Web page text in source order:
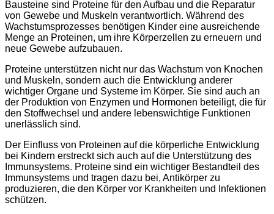
Bausteine sind Proteine für den Aufbau und die Reparatur
von Gewebe und Muskeln verantwortlich. Während des
Wachstumsprozesses benötigen Kinder eine ausreichende
Menge an Proteinen, um ihre Körperzellen zu erneuern und
neue Gewebe aufzubauen.
Proteine unterstützen nicht nur das Wachstum von Knochen
und Muskeln, sondern auch die Entwicklung anderer
wichtiger Organe und Systeme im Körper. Sie sind auch an
der Produktion von Enzymen und Hormonen beteiligt, die für
den Stoffwechsel und andere lebenswichtige Funktionen
unerlässlich sind.
Der Einfluss von Proteinen auf die körperliche Entwicklung
bei Kindern erstreckt sich auch auf die Unterstützung des
Immunsystems. Proteine sind ein wichtiger Bestandteil des
Immunsystems und tragen dazu bei, Antikörper zu
produzieren, die den Körper vor Krankheiten und Infektionen
schützen.